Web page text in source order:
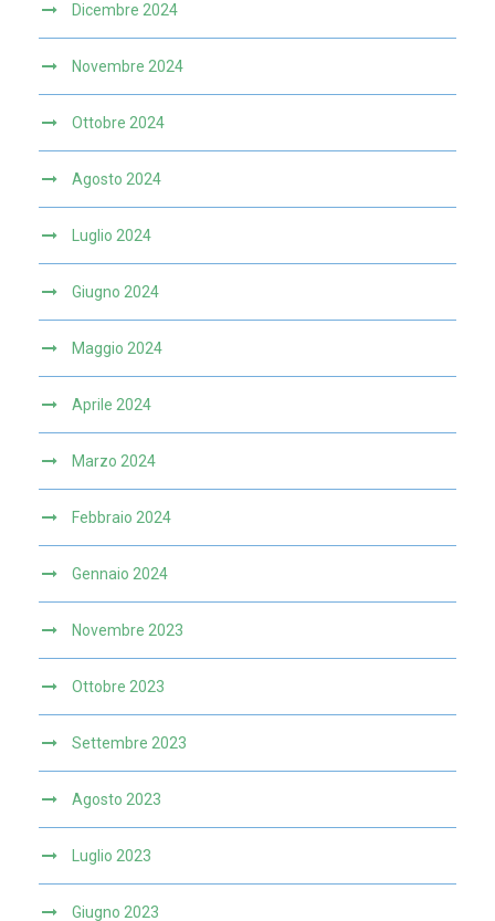
Dicembre 2024
Novembre 2024
Ottobre 2024
Agosto 2024
Luglio 2024
Giugno 2024
Maggio 2024
Aprile 2024
Marzo 2024
Febbraio 2024
Gennaio 2024
Novembre 2023
Ottobre 2023
Settembre 2023
Agosto 2023
Luglio 2023
Giugno 2023